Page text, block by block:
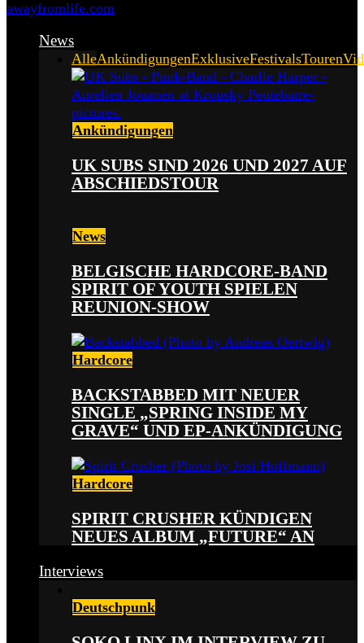
News
AlleAnkündigungenExklusiveFestivalsTouren
Ankündigungen
UK SUBS SIND 2026 UND 2027 AUF
ABSCHIEDSTOUR
News
BELGISCHE HARDCORE-BAND
SPIRIT OF YOUTH SPIELEN
REUNION-SHOW
Hardcore
BACKSTABBED MIT NEUER
SINGLE „SPRING INSIDE MY
GRAVE“ UND EP-ANKÜNDIGUNG
Hardcore
SPIRIT CRUSHER KÜNDIGEN
NEUES ALBUM „FUTURE“ AN
Interviews
Deutschpunk